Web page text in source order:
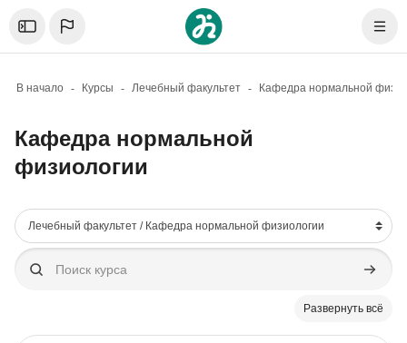
Перейти к основному содержанию
Откройте боковую панель
В начало Курсы Лечебный факультет Кафедра нормальной
Кафедра нормальной
физиологии
Блоки
Категории курсов
Поиск курса Поиск
Развернуть всё